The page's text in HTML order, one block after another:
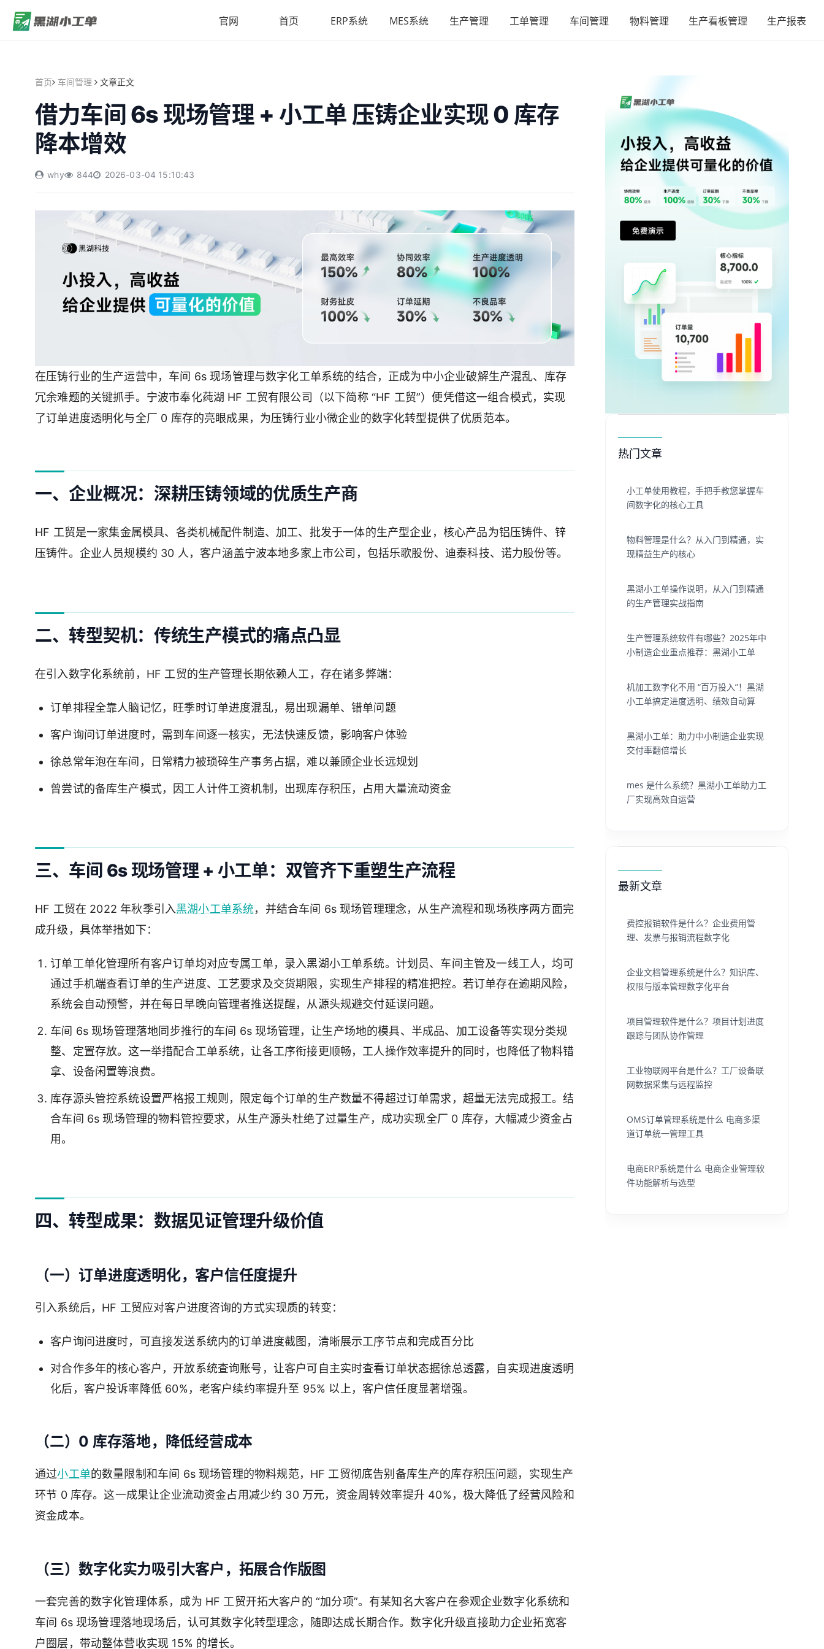
官网 首页 ERP系统 MES系统 生产管理 工单管理 车间管理 物料管理 生产看板管理 生产报表
首页 车间管理 文章正文
借力车间 6s 现场管理 + 小工单 压铸企业实现 0 库存
降本增效
why 844 2026-03-04 15:10:43
在压铸行业的生产运营中，车间 6s 现场管理与数字化工单系统的结合，正成为中小企业破解生产混乱、库存
冗余难题的关键抓手。宁波市奉化莼湖 HF 工贸有限公司（以下简称 “HF 工贸”）便凭借这一组合模式，实现
了订单进度透明化与全厂 0 库存的亮眼成果，为压铸行业小微企业的数字化转型提供了优质范本。
一、企业概况：深耕压铸领域的优质生产商
HF 工贸是一家集金属模具、各类机械配件制造、加工、批发于一体的生产型企业，核心产品为铝压铸件、锌
压铸件。企业人员规模约 30 人，客户涵盖宁波本地多家上市公司，包括乐歌股份、迪泰科技、诺力股份等。
二、转型契机：传统生产模式的痛点凸显
在引入数字化系统前，HF 工贸的生产管理长期依赖人工，存在诸多弊端：
订单排程全靠人脑记忆，旺季时订单进度混乱，易出现漏单、错单问题
客户询问订单进度时，需到车间逐一核实，无法快速反馈，影响客户体验
徐总常年泡在车间，日常精力被琐碎生产事务占据，难以兼顾企业长远规划
曾尝试的备库生产模式，因工人计件工资机制，出现库存积压，占用大量流动资金
三、车间 6s 现场管理 + 小工单：双管齐下重塑生产流程
HF 工贸在 2022 年秋季引入黑湖小工单系统，并结合车间 6s 现场管理理念，从生产流程和现场秩序两方面完
成升级，具体举措如下：
订单工单化管理所有客户订单均对应专属工单，录入黑湖小工单系统。计划员、车间主管及一线工人，均可
通过手机端查看订单的生产进度、工艺要求及交货期限，实现生产排程的精准把控。若订单存在逾期风险，
系统会自动预警，并在每日早晚向管理者推送提醒，从源头规避交付延误问题。
车间 6s 现场管理落地同步推行的车间 6s 现场管理，让生产场地的模具、半成品、加工设备等实现分类规
整、定置存放。这一举措配合工单系统，让各工序衔接更顺畅，工人操作效率提升的同时，也降低了物料错
拿、设备闲置等浪费。
库存源头管控系统设置严格报工规则，限定每个订单的生产数量不得超过订单需求，超量无法完成报工。结
合车间 6s 现场管理的物料管控要求，从生产源头杜绝了过量生产，成功实现全厂 0 库存，大幅减少资金占
用。
四、转型成果：数据见证管理升级价值
（一）订单进度透明化，客户信任度提升
引入系统后，HF 工贸应对客户进度咨询的方式实现质的转变：
客户询问进度时，可直接发送系统内的订单进度截图，清晰展示工序节点和完成百分比
对合作多年的核心客户，开放系统查询账号，让客户可自主实时查看订单状态据徐总透露，自实现进度透明
化后，客户投诉率降低 60%，老客户续约率提升至 95% 以上，客户信任度显著增强。
（二）0 库存落地，降低经营成本
通过小工单的数量限制和车间 6s 现场管理的物料规范，HF 工贸彻底告别备库生产的库存积压问题，实现生产
环节 0 库存。这一成果让企业流动资金占用减少约 30 万元，资金周转效率提升 40%，极大降低了经营风险和
资金成本。
（三）数字化实力吸引大客户，拓展合作版图
一套完善的数字化管理体系，成为 HF 工贸开拓大客户的 “加分项”。有某知名大客户在参观企业数字化系统和
车间 6s 现场管理落地现场后，认可其数字化转型理念，随即达成长期合作。数字化升级直接助力企业拓宽客
户圈层，带动整体营收实现 15% 的增长。
热门文章
小工单使用教程，手把手教您掌握车
间数字化的核心工具
物料管理是什么？从入门到精通，实
现精益生产的核心
黑湖小工单操作说明，从入门到精通
的生产管理实战指南
生产管理系统软件有哪些？2025年中
小制造企业重点推荐：黑湖小工单
机加工数字化不用 “百万投入”！黑湖
小工单搞定进度透明、绩效自动算
黑湖小工单：助力中小制造企业实现
交付率翻倍增长
mes 是什么系统？黑湖小工单助力工
厂实现高效自运营
最新文章
费控报销软件是什么？企业费用管
理、发票与报销流程数字化
企业文档管理系统是什么？知识库、
权限与版本管理数字化平台
项目管理软件是什么？项目计划进度
跟踪与团队协作管理
工业物联网平台是什么？工厂设备联
网数据采集与远程监控
OMS订单管理系统是什么 电商多渠
道订单统一管理工具
电商ERP系统是什么 电商企业管理软
件功能解析与选型